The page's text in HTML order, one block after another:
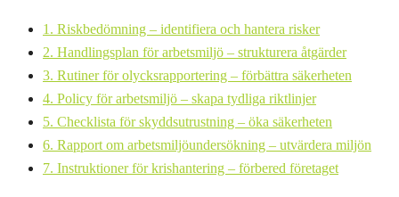
1. Riskbedömning – identifiera och hantera risker
2. Handlingsplan för arbetsmiljö – strukturera åtgärder
3. Rutiner för olycksrapportering – förbättra säkerheten
4. Policy för arbetsmiljö – skapa tydliga riktlinjer
5. Checklista för skyddsutrustning – öka säkerheten
6. Rapport om arbetsmiljöundersökning – utvärdera miljön
7. Instruktioner för krishantering – förbered företaget